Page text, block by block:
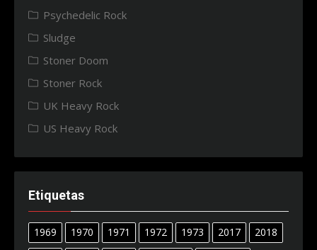
Psychedelic Rock
Sludge
Stoner Doom
Stoner Rock
UK Heavy Rock
US Heavy Rock
Etiquetas
1969 1970 1971 1972 1973 2017
2018